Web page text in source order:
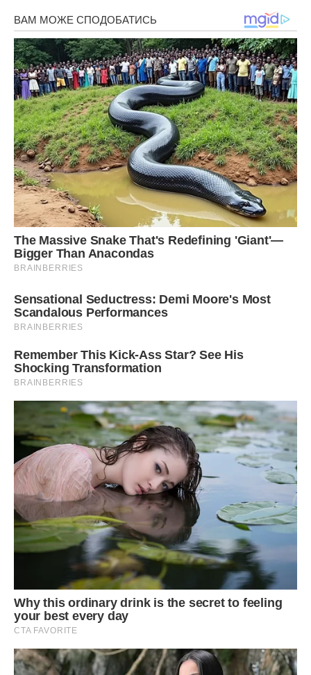
– Здивував ти мене дід, – сказав задумливо Санька, –
ніхто не знає, крім тебе.
– І не дізнаються, – запевнив дід.
Санька подивився на сивого діда Івана і зрозумів, що
найріднішим стає людина, яка тебе розуміє більше за
інших.
Він уже пішов додому, а дід Іван все сидів за огорожею,
Смаль своєї цигаркою, згадуючи випадок з власного
життя.
Після війни повертався він з фронту, і за триста кілометрів
від дому довелося затриматися на кілька днів, поки
ешелон чекали. Там і зустрів Марусю – надзвичайно гарну
дівчину. Була вона на п’ятому місяці вагітності, наречений
її на кордоні загинув.
Закохався Іван так сильно, що Маруся йому як небо ясне
стала. Хотів її додому з собою забрати, та потрапила
вона в лікарні, – домовилися, що приїде за нею через